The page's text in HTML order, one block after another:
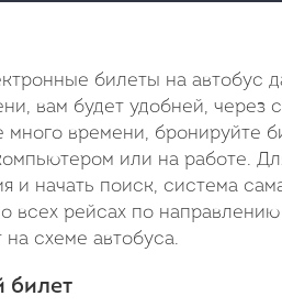
билеты на автобус
вам будет удобней, через
много времени, бронируйте
или на работе.
и начать поиск, система
всех рейсах по
схеме автобуса.
билет